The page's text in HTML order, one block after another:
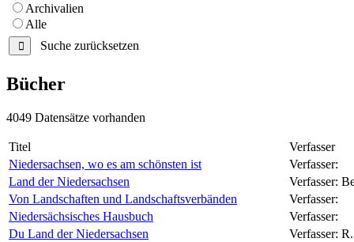
Archivalien
Alle
Suche zurücksetzen
Bücher
4049 Datensätze vorhanden
Titel
Verfasser
Niedersachsen, wo es am schönsten ist
Verfasser:
Land der Niedersachsen
Verfasser:
Von Landschaften und Landschaftsverbänden
Verfasser:
Niedersächsisches Hausbuch
Verfasser:
Du Land der Niedersachsen
Verfasser: